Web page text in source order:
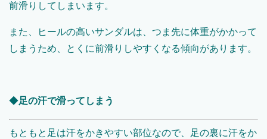
前滑りしてしまいます。
また、ヒールの高いサンダルは、つま先に体重がかかって
しまうため、とくに前滑りしやすくなる傾向があります。
◆足の汗で滑ってしまう
もともと足は汗をかきやすい部位なので、足の裏に汗をか